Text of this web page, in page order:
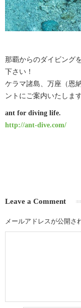
那覇からのダイビング
下さい！
ケラマ諸島、万座（恩
ントにご案内いたします
ant for diving life.
http://ant-dive.com/
Leave a Comment
メールアドレスが公開さ